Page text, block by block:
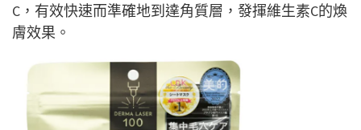
C，有效快速而準確地到達角質層，發揮維生素C的煥
膚效果。